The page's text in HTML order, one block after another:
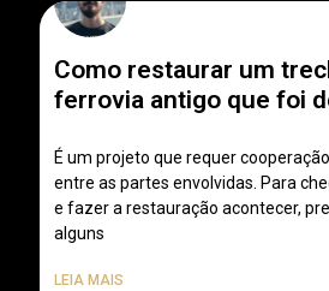
Como restaurar um
ferrovia antigo que foi
É um projeto que requer
entre as partes envolvidas. Para
e fazer a restauração acontecer,
alguns
LEIA MAIS